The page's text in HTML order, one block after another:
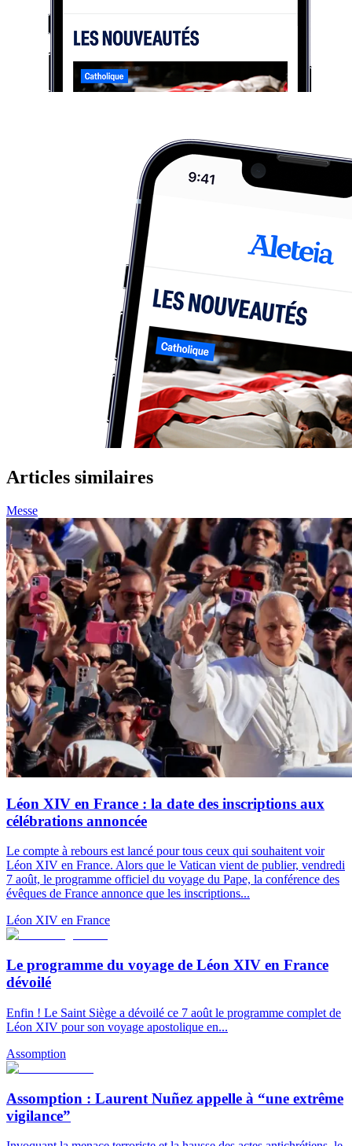
Articles similaires
Messe
Léon XIV en France : la date des inscriptions aux
célébrations annoncée
Le compte à rebours est lancé pour tous ceux qui souhaitent voir
Léon XIV en France. Alors que le Vatican vient de publier, vendredi
7 août, le programme officiel du voyage du Pape, la conférence des
évêques de France annonce que les inscriptions...
Léon XIV en France
Le programme du voyage de Léon XIV en France
dévoilé
Enfin ! Le Saint Siège a dévoilé ce 7 août le programme complet de
Léon XIV pour son voyage apostolique en...
Assomption
Assomption : Laurent Nuñez appelle à “une extrême
vigilance”